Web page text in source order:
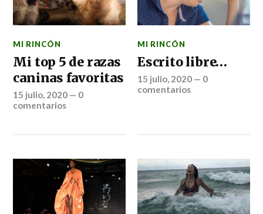
MI RINCÓN
Mi top 5 de razas
caninas favoritas
15 julio, 2020 — 0
comentarios
MI RINCÓN
Escrito libre…
15 julio, 2020 — 0
comentarios